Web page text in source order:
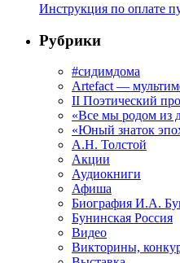
Инструкция по оплате
Рубрики
#сидимдома
Artefact —
II Поэтический
«Все мы родом из
«Юный знаток
А.Н. Толстой
Акции
Аудиокниги
Афиша
Биография И.А.
Бунинская Россия
Видео
Викторины,